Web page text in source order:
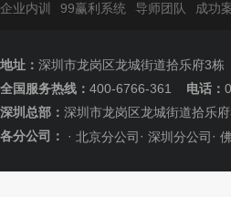
企业内训 99赢利系统 导师团队 成功
地址： 深圳市龙岗区龙城街道拾乐府3栋
全国服务热线： 400-6766-361 电话：
深圳总部： 深圳市龙岗区龙城街道拾乐
各分公司：
· 北京分公司 · 深圳分公司 ·